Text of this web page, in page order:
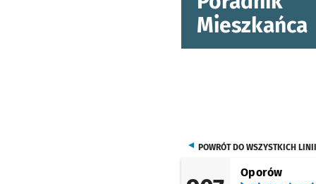
Mieszkańca
POWRÓT DO WSZYSTKICH LINII
Oporów